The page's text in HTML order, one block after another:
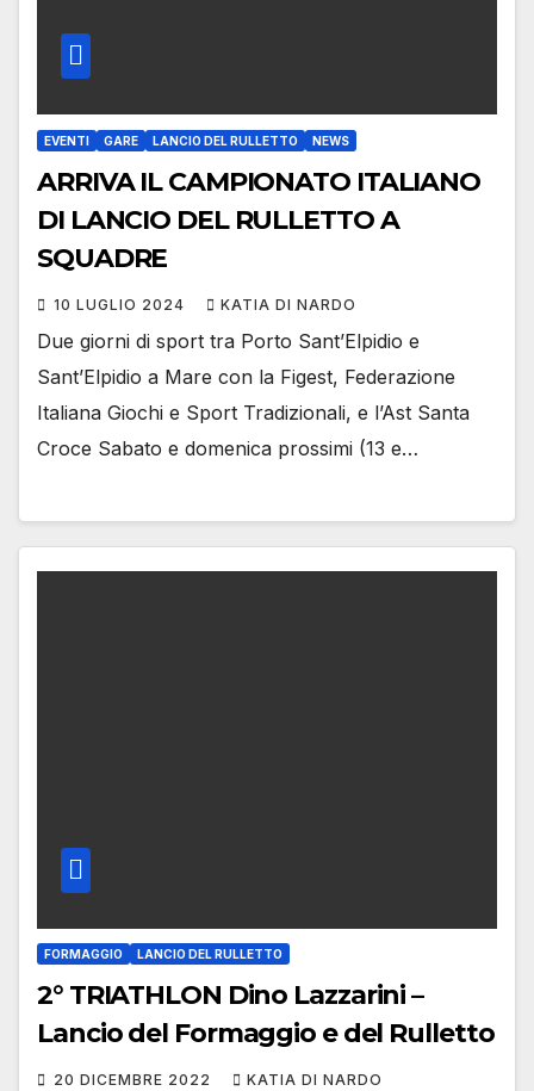
EVENTI GARE LANCIO DEL RULLETTO NEWS
ARRIVA IL CAMPIONATO ITALIANO
DI LANCIO DEL RULLETTO A
SQUADRE
10 LUGLIO 2024 KATIA DI NARDO
Due giorni di sport tra Porto Sant’Elpidio e
Sant’Elpidio a Mare con la Figest, Federazione
Italiana Giochi e Sport Tradizionali, e l’Ast Santa
Croce Sabato e domenica prossimi (13 e…
FORMAGGIO LANCIO DEL RULLETTO
2° TRIATHLON Dino Lazzarini –
Lancio del Formaggio e del Rulletto
20 DICEMBRE 2022 KATIA DI NARDO